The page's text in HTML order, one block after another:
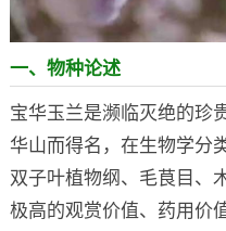
一、物种论述
宝华玉兰是濒临灭绝的珍
华山而得名，在生物学分
双子叶植物纲、毛茛目、
极高的观赏价值、药用价